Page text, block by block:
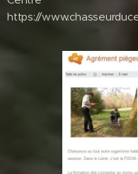
https://